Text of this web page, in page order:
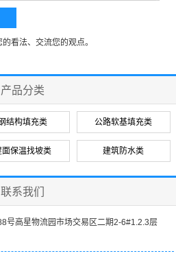
看法、交流您的观点。
产品分类
结构填充类 公路软基填充类
面保温找坡类 建筑防水类
联系我们
号高星物流园市场交易区二期2-6#1.2.3层